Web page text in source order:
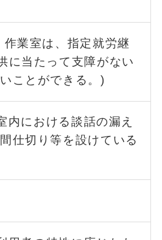
業室は、指定就労継
に当たって支障がない
ことができる。)
内における談話の漏え
仕切り等を設けている